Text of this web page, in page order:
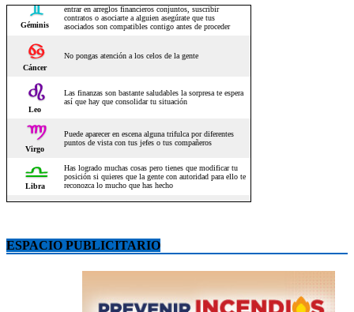
ESPACIO PUBLICITARIO